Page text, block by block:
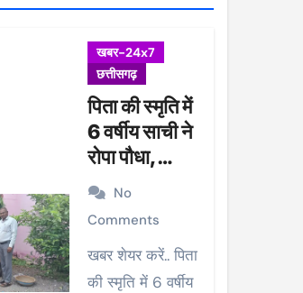
खबर-24x7
छत्तीसगढ़
पिता की स्मृति में
6 वर्षीय साची ने
रोपा पौधा,
स्कूली बच्चों को
बांटी चॉकलेट
No
Comments
खबर शेयर करें.. पिता
की स्मृति में 6 वर्षीय